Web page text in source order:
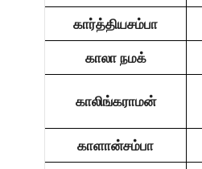
கார்த்தியசம்பா
காலா நமக்
காலிங்கராமன்
காளான்சம்பா